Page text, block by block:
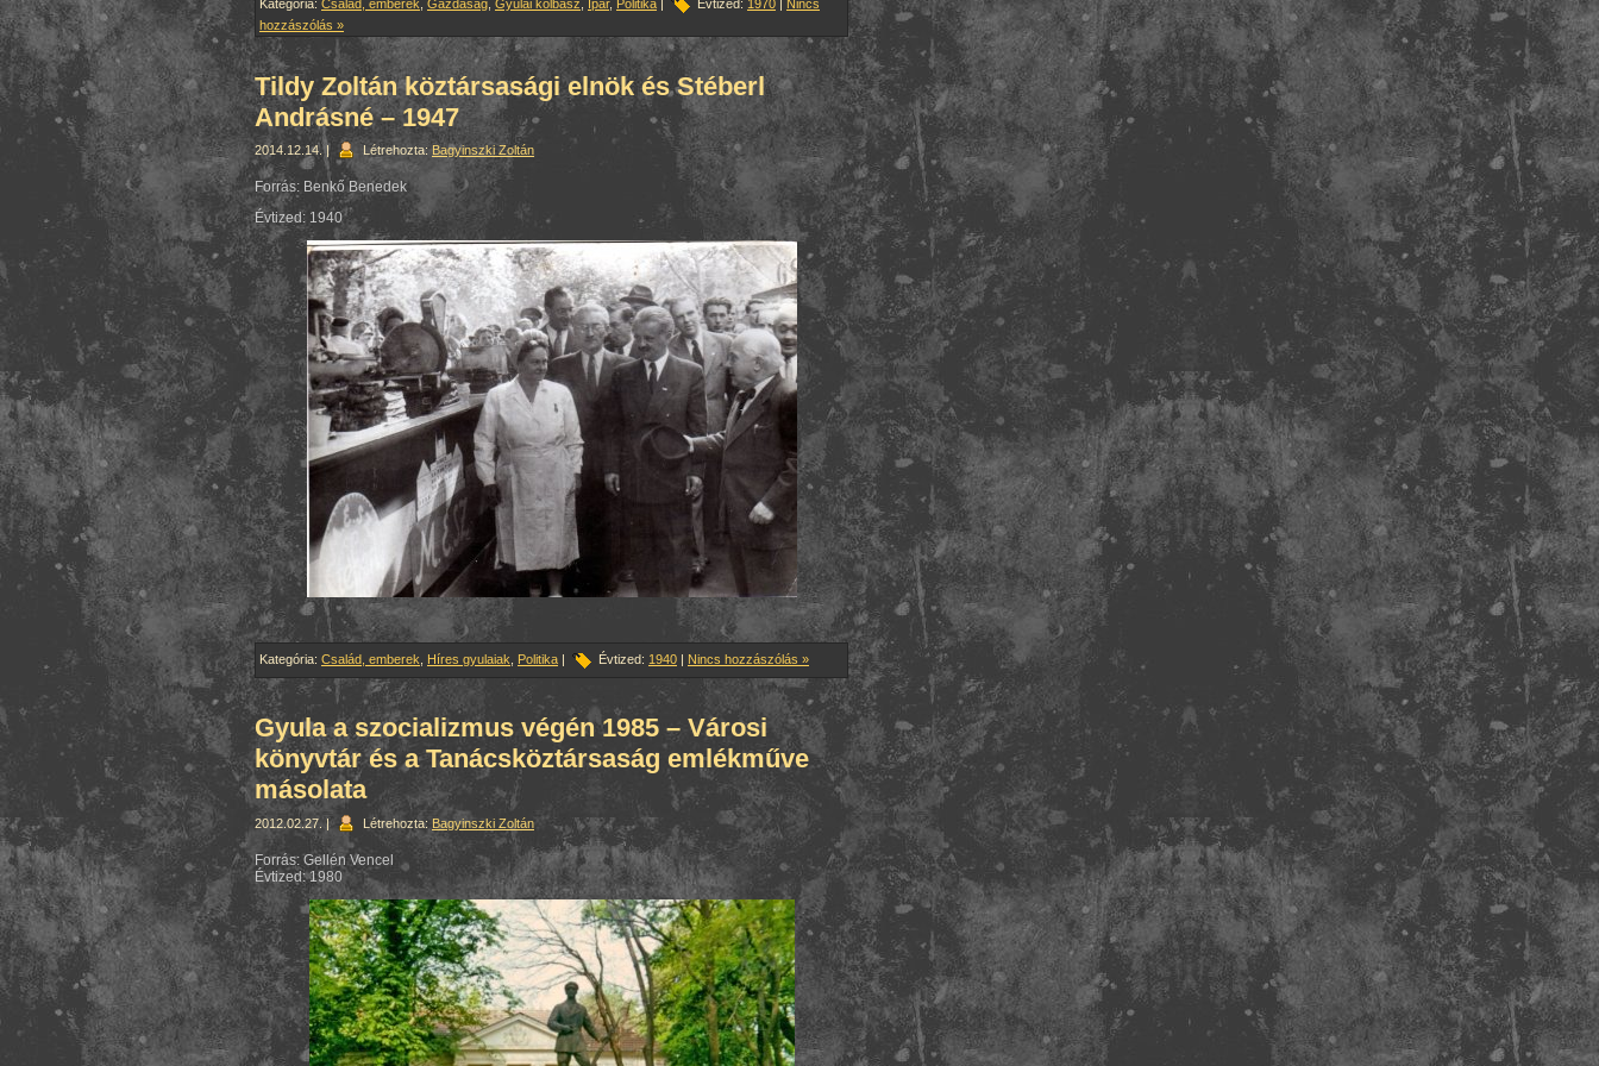
Kategória: Család, emberek Gazdaság Gyulai kolbász Ipar, Politika Évtized: 1970
Nincs
hozzászólás »
Tildy Zoltán köztársasági elnök és Stéberl
Andrásné – 1947
2014.12.14. | Létrehozta: Bagyinszki Zoltán
Forrás: Benkő Benedek
Évtized: 1940
Kategória: Család, emberek Híres gyulaiak Politika Évtized: 1940 Nincs hozzászólás »
Gyula a szocializmus végén 1985 – Városi
könyvtár és a Tanácsköztársaság emlékműve
másolata
2012.02.27. | Létrehozta: Bagyinszki Zoltán
Forrás: Gellén Vencel
Évtized: 1980